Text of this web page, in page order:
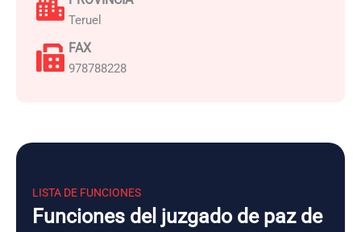
Teruel
FAX
978788228
LISTA DE FUNCIONES
Funciones del juzgado de paz de